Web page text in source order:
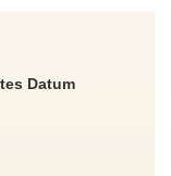
Datum